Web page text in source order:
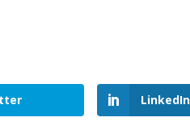
LinkedIn